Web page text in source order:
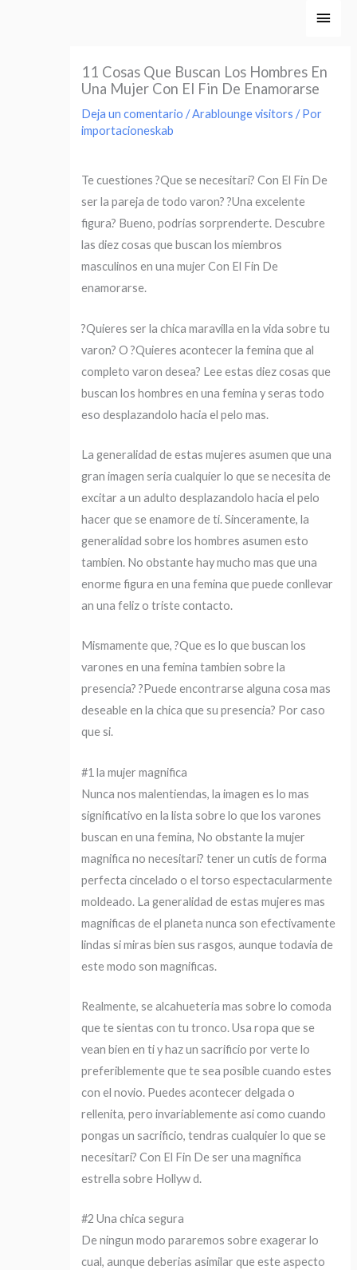
11 Cosas Que Buscan Los Hombres En
Una Mujer Con El Fin De Enamorarse
Deja un comentario /Arablounge visitors / Por
importacioneskab
Te cuestiones ?Que se necesitari? Con El Fin De
ser la pareja de todo varon? ?Una excelente
figura? Bueno, podrias sorprenderte. Descubre
las diez cosas que buscan los miembros
masculinos en una mujer Con El Fin De
enamorarse.
?Quieres ser la chica maravilla en la vida sobre tu
varon? O ?Quieres acontecer la femina que al
completo varon desea? Lee estas diez cosas que
buscan los hombres en una femina y seras todo
eso desplazandolo hacia el pelo mas.
La generalidad de estas mujeres asumen que una
gran imagen seri­a cualquier lo que se necesita de
excitar a un adulto desplazandolo hacia el pelo
hacer que se enamore de ti. Sinceramente, la
generalidad sobre los hombres asumen esto
tambien. No obstante hay mucho mas que una
enorme figura en una femina que puede conllevar
an una feliz o triste contacto.
Mismamente que, ?Que es lo que buscan los
varones en una femina tambien sobre la
presencia? ?Puede encontrarse alguna cosa mas
deseable en la chica que su presencia? Por caso
que si.
#1 la mujer magnifica
Nunca nos malentiendas, la imagen es lo mas
significativo en la lista sobre lo que los varones
buscan en una femina, No obstante la mujer
magnifica no necesitari? tener un cutis de forma
perfecta cincelado o el torso espectacularmente
moldeado. La generalidad de estas mujeres mas
magnificas de el planeta nunca son efectivamente
lindas si miras bien sus rasgos, aunque todavia de
este modo son magnificas.
Realmente, se alcahueteria mas sobre lo comoda
que te sientas con tu tronco. Usa ropa que se
vean bien en ti y haz un sacrificio por verte lo
preferiblemente que te sea posible cuando estes
con el novio. Puedes acontecer delgada o
rellenita, pero invariablemente asi­ como cuando
pongas un sacrificio, tendras cualquier lo que se
necesitari? Con El Fin De ser una magnifica
estrella sobre Hollyw d.
#2 Una chica segura
De ningun modo pararemos sobre exagerar lo
cual, aunque deberias asimilar que este aspecto